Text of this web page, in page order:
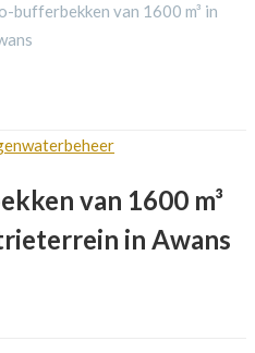
bufferbekken van 1600 m³ in
van 1600 m³
in Awans